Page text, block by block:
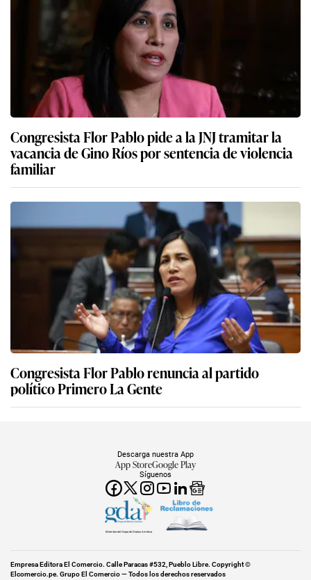
Congresista Flor Pablo pide a la JNJ tramitar la
vacancia de Gino Ríos por sentencia de violencia
familiar
Congresista Flor Pablo renuncia al partido
político Primero La Gente
Síguenos
Descarga nuestra App
App StoreGoogle Play
Miembro del Grupo de Diarios América
Empresa Editora El Comercio. Calle Paracas #532, Pueblo Libre. Copyright ©
Elcomercio.pe. Grupo El Comercio — Todos los derechos reservados